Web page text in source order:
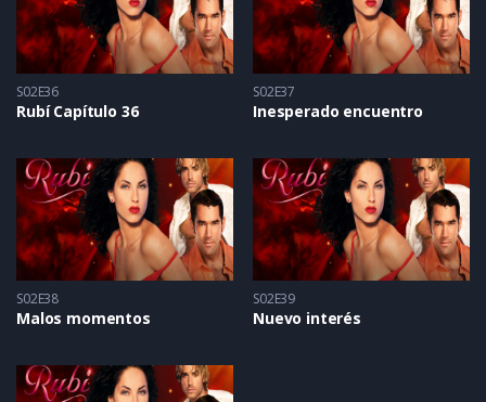
S02E36
Rubí Capítulo 36
S02E37
Inesperado encuentro
S02E38
Malos momentos
S02E39
Nuevo interés